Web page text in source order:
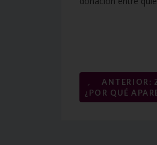
de
←
ANTERIOR:
¿POR QUÉ